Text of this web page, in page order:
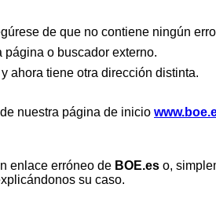
de que no contiene ningún
o buscador externo.
ahora tiene otra dirección distinta.
nuestra página de inicio
enlace erróneo de BOE.es o,
su caso.